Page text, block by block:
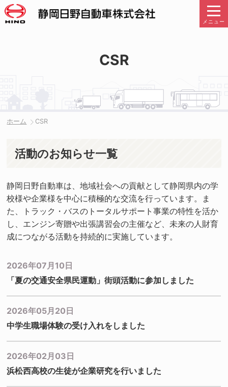
メニュー
CSR
ホーム CSR
活動のお知らせ一覧
静岡日野自動車は、地域社会への貢献として静岡県内の学
校様や企業様を中心に積極的な交流を行っています。ま
た、トラック・バスのトータルサポート事業の特性を活か
し、エンジン寄贈や出張講習会の主催など、未来の人財育
成につながる活動を持続的に実施しています。
2026年07月10日
「夏の交通安全県民運動」街頭活動に参加しました
2026年05月20日
中学生職場体験の受け入れをしました
2026年02月03日
浜松西高校の生徒が企業研究を行いました